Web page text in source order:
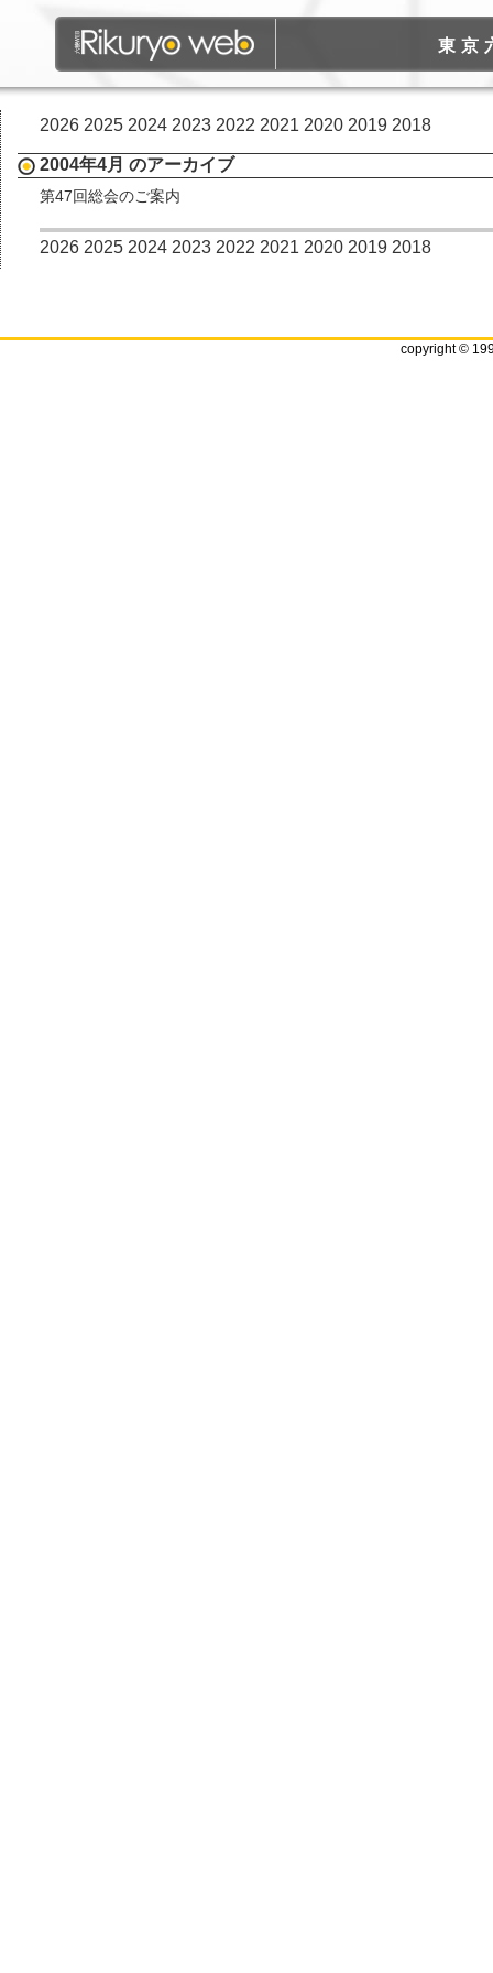
東京
2026 2025 2024 2023 2022 2021 2020 2019 2018
2004年4月 のアーカイブ
第47回総会のご案内
2026 2025 2024 2023 2022 2021 2020 2019 2018
copyright ©